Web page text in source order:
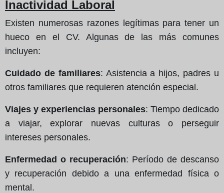
Inactividad Laboral
Existen numerosas razones legítimas para tener un
hueco en el CV. Algunas de las más comunes
incluyen:
Cuidado de familiares: Asistencia a hijos, padres u
otros familiares que requieren atención especial.
Viajes y experiencias personales: Tiempo dedicado
a viajar, explorar nuevas culturas o perseguir
intereses personales.
Enfermedad o recuperación: Período de descanso
y recuperación debido a una enfermedad física o
mental.